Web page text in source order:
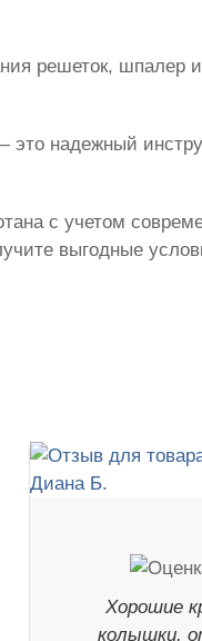
решеток, шпалер
это надежный
с учетом
выгодные
Хорошие
колышки,